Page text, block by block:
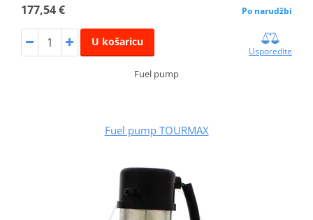
177,54 € Po narudžbi
U košaricu
Usporedite
Fuel pump
Fuel pump TOURMAX